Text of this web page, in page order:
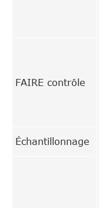
FAIRE contrôle
Échantillonnage